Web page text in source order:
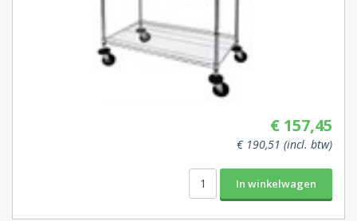
€ 157,45
€ 190,51 (incl. btw)